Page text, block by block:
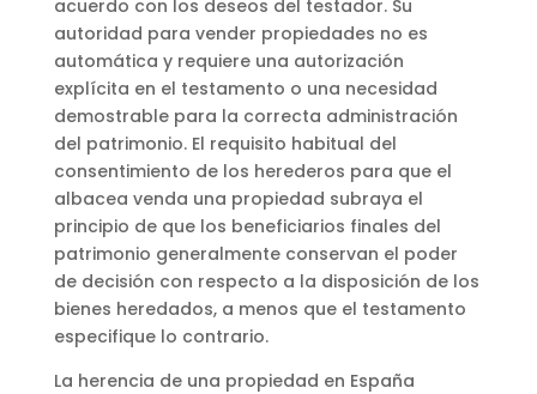
acuerdo con los deseos del testador. Su
autoridad para vender propiedades no es
automática y requiere una autorización
explícita en el testamento o una necesidad
demostrable para la correcta administración
del patrimonio. El requisito habitual del
consentimiento de los herederos para que el
albacea venda una propiedad subraya el
principio de que los beneficiarios finales del
patrimonio generalmente conservan el poder
de decisión con respecto a la disposición de los
bienes heredados, a menos que el testamento
especifique lo contrario.
La herencia de una propiedad en España